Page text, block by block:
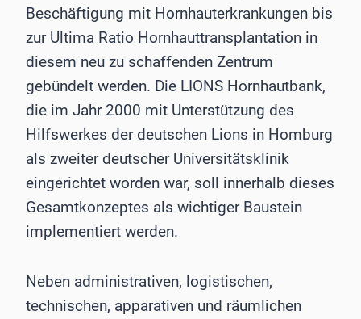
Beschäftigung mit Hornhauterkrankungen bis
zur Ultima Ratio Hornhauttransplantation in
diesem neu zu schaffenden Zentrum
gebündelt werden. Die LIONS Hornhautbank,
die im Jahr 2000 mit Unterstützung des
Hilfswerkes der deutschen Lions in Homburg
als zweiter deutscher Universitätsklinik
eingerichtet worden war, soll innerhalb dieses
Gesamtkonzeptes als wichtiger Baustein
implementiert werden.
Neben administrativen, logistischen,
technischen, apparativen und räumlichen